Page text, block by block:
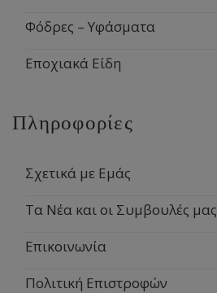
Φόδρες – Υφάσματα
Εποχιακά Είδη
Πληροφορίες
Σχετικά με Εμάς
Τα Νέα και οι Συμβουλές μας
Επικοινωνία
Πολιτική Επιστροφών